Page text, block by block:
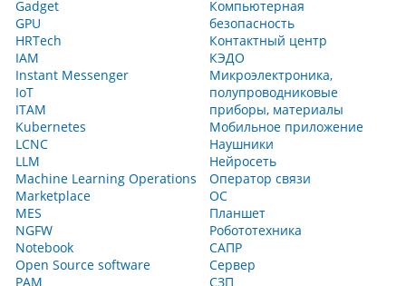
Gadget
GPU
HRTech
IAM
Instant Messenger
IoT
ITAM
Kubernetes
LCNC
LLM
Machine Learning Operations
Marketplace
MES
NGFW
Notebook
Open Source software
PAM
Компьютерная
безопасность
Контактный центр
КЭДО
Микроэлектроника,
полупроводниковые
приборы, материалы
Мобильное приложение
Наушники
Нейросеть
Оператор связи
ОС
Планшет
Робототехника
САПР
Сервер
СЗП